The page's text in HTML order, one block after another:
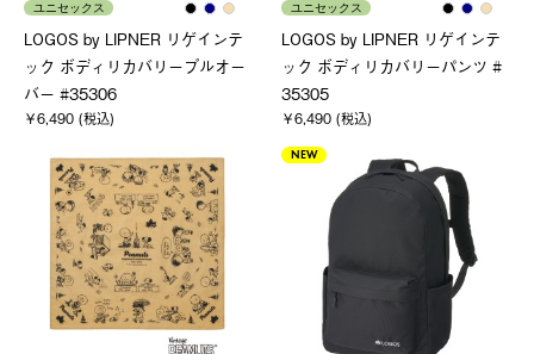
ユニセックス
LOGOS by LIPNER リゲインテ
ック ボディリカバリープルオー
バー #35306
￥6,490 (税込)
ユニセックス
LOGOS by LIPNER リゲインテ
ック ボディリカバリーパンツ #
35305
￥6,490 (税込)
NEW